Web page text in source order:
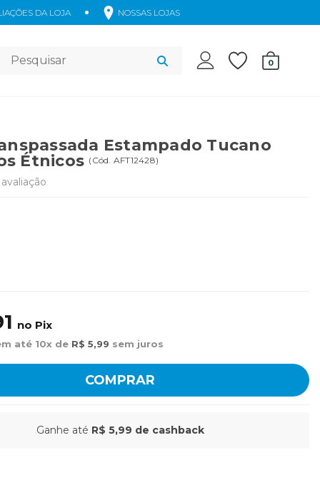
DA LOJA NOSSAS LOJAS
Acessórios 0
Estampado Tucano
Étnicos ( Cód. AFT12428)
avaliação
no Pix
até 10x de R$ 5,99 sem juros
COMPRAR
Ganhe até R$ 5,99 de cashback